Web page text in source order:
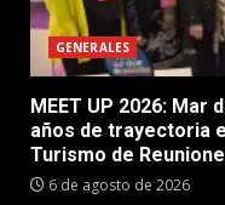
GENERALES
MEET UP 2026: Mar
años de trayectoria
Turismo de
6 de agosto de 2026